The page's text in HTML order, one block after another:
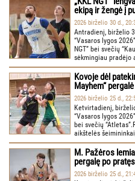
ekipą ir žengė į
2026 birželio 30 d.,
Antradienį, birželio
“Vasaros lygos
NGT” bei svečių
sėkmingiau pradėjo
Kovoje dėl
Mayhem“
2026 birželio 25 d.,
Ketvirtadienį,
“Vasaros lygos
bei svečių
aikštelės
M. Pažėros
pergalę po
2026 birželio 25 d.,